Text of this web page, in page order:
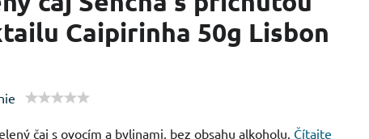
Caipirinha 50g Lisbon
čaj s ovocím a bylinami, bez obsahu alkoholu. Čítajte